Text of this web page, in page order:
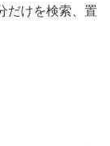
だけを検索、置